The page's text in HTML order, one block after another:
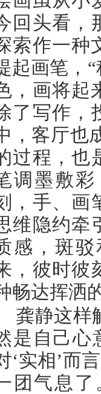
回头看，
索作一种
起画笔，
，画将起
了写作，
，客厅也
过程，也
调墨敷
，手、画
维隐约牵
感，斑
，彼时彼
畅达挥洒
龚静这样
是自己心
‘实相’而
团气息了